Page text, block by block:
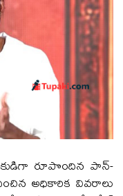
రూపొందిన పాన్-
అధికారిక వివరాలు